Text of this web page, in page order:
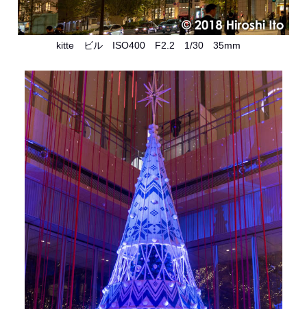
kitte ビル ISO400 F2.2 1/30 35mm